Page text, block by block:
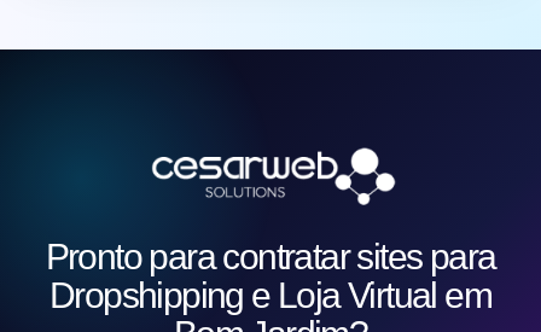
Pronto para contratar sites para
Dropshipping e Loja Virtual em